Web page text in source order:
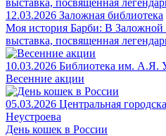
12.03.2026 Заложная библиотека
Моя история Барби: В Заложной
выставка, посвященная
10.03.2026 Библиотека им. А.Я.
Весенние акции
05.03.2026 Центральная
Неустроева
День кошек в России